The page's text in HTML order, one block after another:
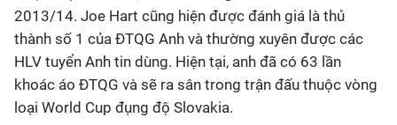
2013/14. Joe Hart cũng hiện được đánh giá là thủ
thành số 1 của ĐTQG Anh và thường xuyên được các
HLV tuyển Anh tin dùng. Hiện tại, anh đã có 63 lần
khoác áo ĐTQG và sẽ ra sân trong trận đấu thuộc vòng
loại World Cup đụng độ Slovakia.